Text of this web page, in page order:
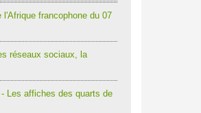
l'Afrique francophone du 07
réseaux sociaux, la
Les affiches des quarts de